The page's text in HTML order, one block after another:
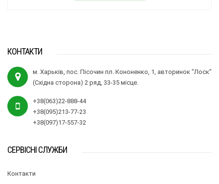
КОНТАКТИ
м. Харьків, пос. Пісочин пл. Кононенко, 1, авторинок "Лоск"
(Східна сторона) 2 ряд, 33-35 місце.
+38(063)22-888-44
+38(095)213-77-23
+38(097)17-557-32
СЕРВІСНІ СЛУЖБИ
Контакти